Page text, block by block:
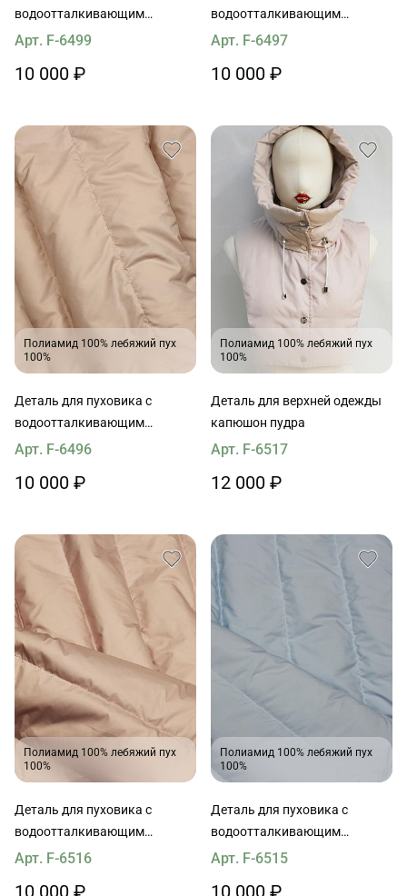
водоотталкивающим
покрытием наполнитель пух
Арт. F-6499
10 000 ₽
водоотталкивающим
покрытием наполнитель пух
Арт. F-6497
10 000 ₽
Полиамид 100% лебяжий пух
100%
Деталь для пуховика с
водоотталкивающим
покрытием наполнитель пух
Арт. F-6496
10 000 ₽
Полиамид 100% лебяжий пух
100%
Деталь для верхней одежды
капюшон пудра
Арт. F-6517
12 000 ₽
Полиамид 100% лебяжий пух
100%
Деталь для пуховика с
водоотталкивающим
покрытием наполнитель пух
Арт. F-6516
10 000 ₽
Полиамид 100% лебяжий пух
100%
Деталь для пуховика с
водоотталкивающим
покрытием наполнитель пух
Арт. F-6515
10 000 ₽